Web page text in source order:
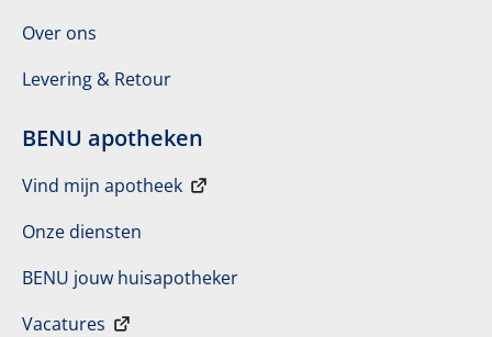
Over ons
Levering & Retour
BENU apotheken
Vind mijn apotheek
Onze diensten
BENU jouw huisapotheker
Vacatures